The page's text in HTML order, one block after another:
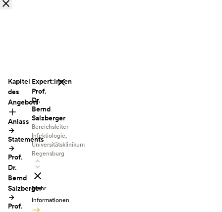
Kapitel
des
Angebots
Anlass
Statements
Prof.
Dr.
Bernd
Salzberger
Prof.
Expert:innen
Prof.
Dr.
Bernd
Salzberger
Bereichsleiter
Infektiologie,
Universitätsklinikum
Regensburg
Mehr
Informationen